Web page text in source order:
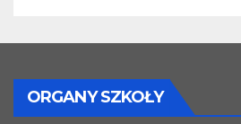
ORGANY SZKOŁY